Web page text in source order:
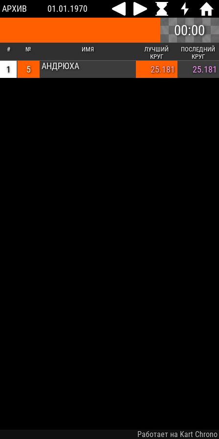
АРХИВ 01.01.1970
00:00
# № ИМЯ
ЛУЧШИЙ
КРУГ
ПОСЛЕДНИЙ
КРУГ
1 5 АНДРЮХА 25.181 25.181
Работает на Kart Chrono